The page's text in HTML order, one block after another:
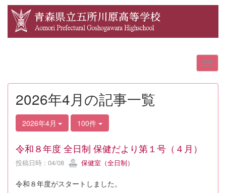
2026年4月の記事一覧
2026年4月 100件
令和８年度 全日制 保健だより第１号（４月）
投稿日時 : 04/08 保健室（全日制）
令和８年度がスタートしました。